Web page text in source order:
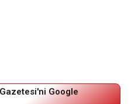
Google